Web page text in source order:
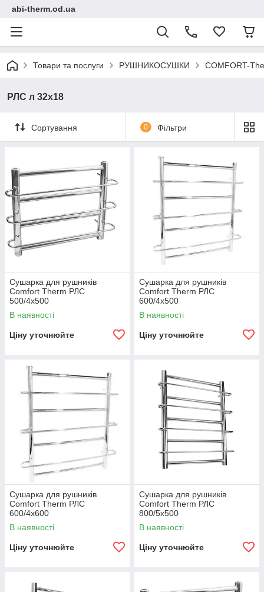
abi-therm.od.ua
Товари та послуги РУШНИКОСУШКИ COMFORT-
РЛС л 32х18
Сортування 0 Фільтри
Сушарка для рушників
Comfort Therm РЛС
500/4х500
В наявності
Ціну уточнюйте
Сушарка для рушників
Comfort Therm РЛС
600/4х500
В наявності
Ціну уточнюйте
Сушарка для рушників
Comfort Therm РЛС
600/4х600
В наявності
Ціну уточнюйте
Сушарка для рушників
Comfort Therm РЛС
800/5х500
В наявності
Ціну уточнюйте